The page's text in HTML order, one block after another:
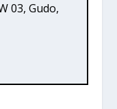
03, Gudo,